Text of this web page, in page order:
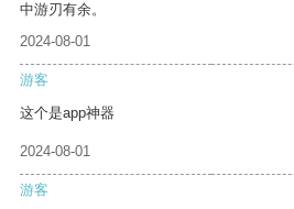
中游刃有余。
2024-08-01
游客
这个是app神器
2024-08-01
游客